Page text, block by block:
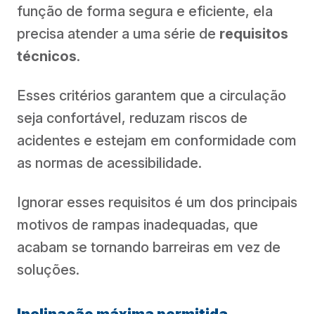
função de forma segura e eficiente, ela
precisa atender a uma série de requisitos
técnicos.
Esses critérios garantem que a circulação
seja confortável, reduzam riscos de
acidentes e estejam em conformidade com
as normas de acessibilidade.
Ignorar esses requisitos é um dos principais
motivos de rampas inadequadas, que
acabam se tornando barreiras em vez de
soluções.